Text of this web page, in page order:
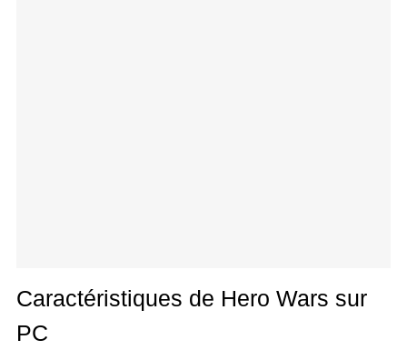
Caractéristiques de Hero Wars sur
PC